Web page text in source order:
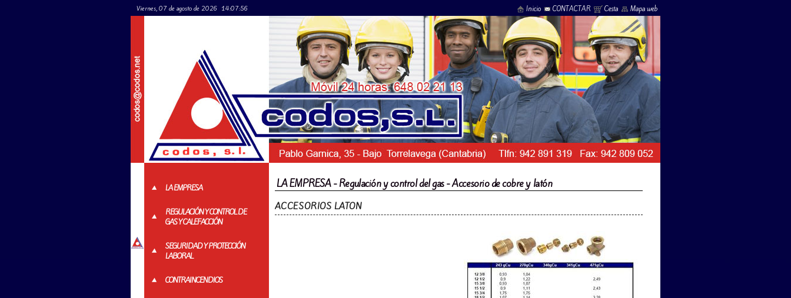
Viernes, 07 de agosto de 2026 14:07:56 Inicio CONTACTAR Cesta Mapa web
LA EMPRESA
REGULACIÓN Y CONTROL DE
GAS Y CALEFACCIÓN
SEGURIDAD Y PROTECCIÓN
LABORAL
CONTRAINCENDIOS
LA EMPRESA - Regulación y control del gas - Accesorio de cobre y latón
ACCESORIOS LATON